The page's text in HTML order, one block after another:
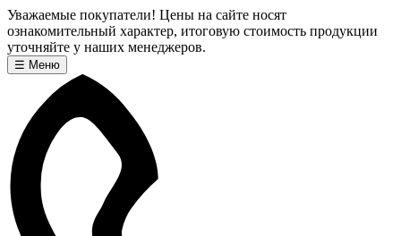
Уважаемые покупатели! Цены на сайте носят
ознакомительный характер, итоговую стоимость продукции
уточняйте у наших менеджеров.
☰ Меню